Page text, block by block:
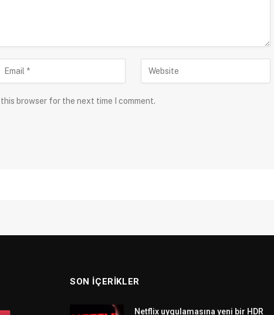
browser for the next time I comment.
SON İÇERIKLER
Netflix uygulamasına yeni bir HDR